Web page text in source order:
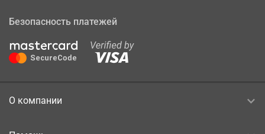
Безопасность платежей
О компании